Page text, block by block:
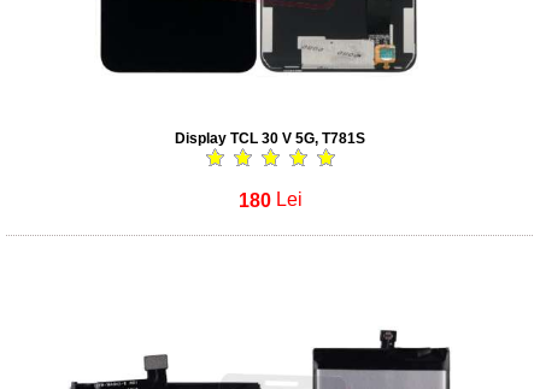
Display TCL 30 V 5G, T781S
180 Lei